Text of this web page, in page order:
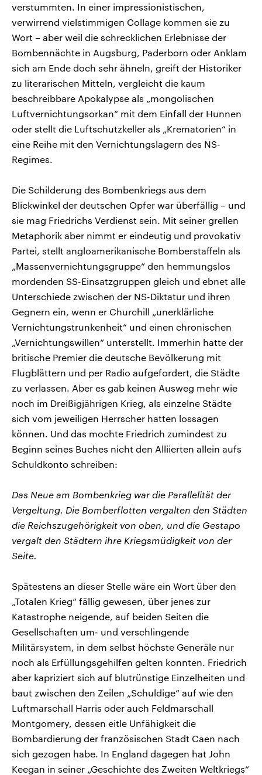
verstummten. In einer impressionistischen,
verwirrend vielstimmigen Collage kommen sie zu
Wort – aber weil die schrecklichen Erlebnisse der
Bombennächte in Augsburg, Paderborn oder Anklam
sich am Ende doch sehr ähneln, greift der Historiker
zu literarischen Mitteln, vergleicht die kaum
beschreibbare Apokalypse als „mongolischen
Luftvernichtungsorkan“ mit dem Einfall der Hunnen
oder stellt die Luftschutzkeller als „Krematorien“ in
eine Reihe mit den Vernichtungslagern des NS-
Regimes.
Die Schilderung des Bombenkriegs aus dem
Blickwinkel der deutschen Opfer war überfällig – und
sie mag Friedrichs Verdienst sein. Mit seiner grellen
Metaphorik aber nimmt er eindeutig und provokativ
Partei, stellt angloamerikanische Bomberstaffeln als
„Massenvernichtungsgruppe“ den hemmungslos
mordenden SS-Einsatzgruppen gleich und ebnet alle
Unterschiede zwischen der NS-Diktatur und ihren
Gegnern ein, wenn er Churchill „unerklärliche
Vernichtungstrunkenheit“ und einen chronischen
„Vernichtungswillen“ unterstellt. Immerhin hatte der
britische Premier die deutsche Bevölkerung mit
Flugblättern und per Radio aufgefordert, die Städte
zu verlassen. Aber es gab keinen Ausweg mehr wie
noch im Dreißigjährigen Krieg, als einzelne Städte
sich vom jeweiligen Herrscher hatten lossagen
können. Und das mochte Friedrich zumindest zu
Beginn seines Buches nicht den Alliierten allein aufs
Schuldkonto schreiben:
Das Neue am Bombenkrieg war die Parallelität der
Vergeltung. Die Bomberflotten vergalten den Städten
die Reichszugehörigkeit von oben, und die Gestapo
vergalt den Städtern ihre Kriegsmüdigkeit von der
Seite.
Spätestens an dieser Stelle wäre ein Wort über den
„Totalen Krieg“ fällig gewesen, über jenes zur
Katastrophe neigende, auf beiden Seiten die
Gesellschaften um- und verschlingende
Militärsystem, in dem selbst höchste Generäle nur
noch als Erfüllungsgehilfen gelten konnten. Friedrich
aber kapriziert sich auf blutrünstige Einzelheiten und
baut zwischen den Zeilen „Schuldige“ auf wie den
Luftmarschall Harris oder auch Feldmarschall
Montgomery, dessen eitle Unfähigkeit die
Bombardierung der französischen Stadt Caen nach
sich gezogen habe. In England dagegen hat John
Keegan in seiner „Geschichte des Zweiten Weltkriegs“